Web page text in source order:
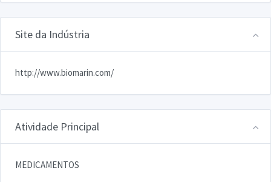
Site da Indústria
http://www.biomarin.com/
Atividade Principal
MEDICAMENTOS